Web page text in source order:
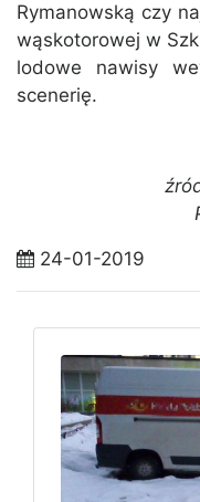
Rymanowską czy
wąskotorowej w
lodowe nawisy
scenerię.
24-01-2019